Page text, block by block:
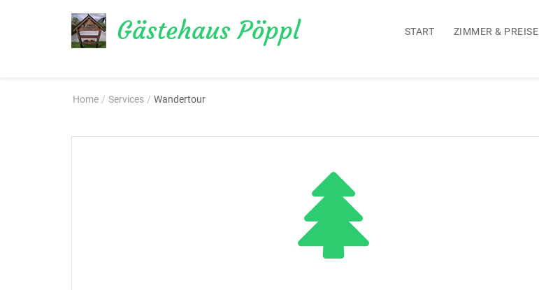
Gästehaus Pöppl START ZIMMER & PREISE
Home / Services / Wandertour